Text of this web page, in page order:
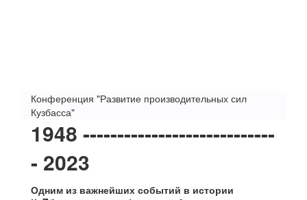
Конференция "Развитие производительных сил
Кузбасса"
1948 ----------------------------
- 2023
Одним из важнейших событий в истории